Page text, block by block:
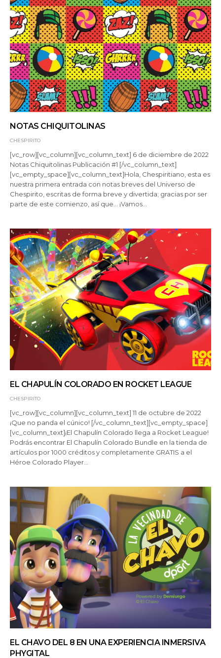
NOTAS CHIQUITOLINAS
CHESPIRITO
[vc_row][vc_column][vc_column_text] 6 de diciembre de 2022
Notas Chiquitolinas Publicación #1 [/vc_column_text]
[vc_empty_space][vc_column_text]Hola, Chespiritiano, esta es
nuestra primera entrada con notas breves del Universo de
Chespirito, escritas de forma breve y divertida; gracias por ser
parte de este comienzo, así que… ¡Vamos…
EL CHAPULÍN COLORADO EN ROCKET LEAGUE
CHESPIRITO
[vc_row][vc_column][vc_column_text] 11 de octubre de 2022
¡Que no panda el cúnico! [/vc_column_text][vc_empty_space]
[vc_column_text]¡El Chapulín Colorado llega a Rocket League!
Podrás encontrar El Chapulín Colorado Bundle en la tienda de
artículos por 1000 créditos y completamente GRATIS a el
Héroe Colorado Player…
EL CHAVO DEL 8 EN UNA EXPERIENCIA INMERSIVA
PHYGITAL